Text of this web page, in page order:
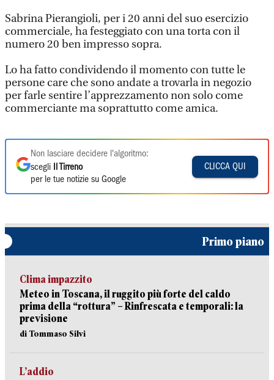
Sabrina Pierangioli, per i 20 anni del suo esercizio
commerciale, ha festeggiato con una torta con il
numero 20 ben impresso sopra.
Lo ha fatto condividendo il momento con tutte le
persone care che sono andate a trovarla in negozio
per farle sentire l’apprezzamento non solo come
commerciante ma soprattutto come amica.
Non lasciare decidere l'algoritmo:
scegli
Il Tirreno
per le tue notizie su Google
CLICCA QUI
Primo piano
Clima impazzito
Meteo in Toscana, il ruggito più forte del caldo
prima della “rottura” – Rinfrescata e temporali: la
previsione
di Tommaso Silvi
L’addio